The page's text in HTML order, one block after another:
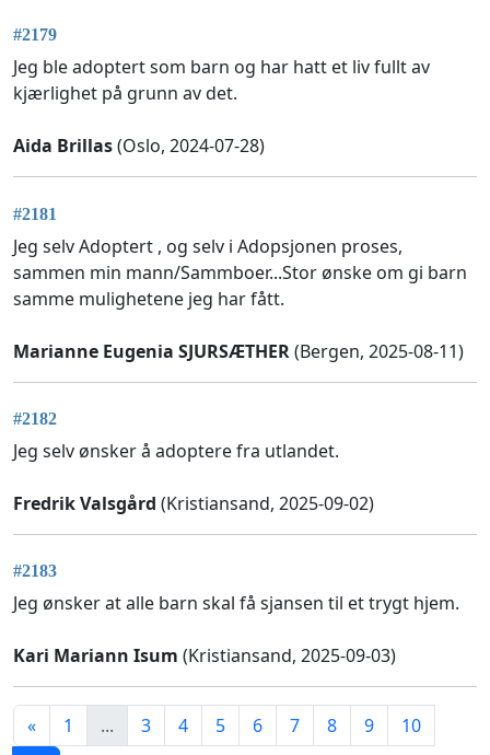
#2179
Jeg ble adoptert som barn og har hatt et liv fullt av
kjærlighet på grunn av det.
Aida Brillas(Oslo, 2024-07-28)
#2181
Jeg selv Adoptert , og selv i Adopsjonen proses,
sammen min mann/Sammboer...Stor ønske om gi barn
samme mulighetene jeg har fått.
Marianne Eugenia SJURSÆTHER(Bergen, 2025-08-11)
#2182
Jeg selv ønsker å adoptere fra utlandet.
Fredrik Valsgård (Kristiansand, 2025-09-02)
#2183
Jeg ønsker at alle barn skal få sjansen til et trygt hjem.
Kari Mariann Isum (Kristiansand, 2025-09-03)
« 1 ... 3 4 5 6 7 8 9 10